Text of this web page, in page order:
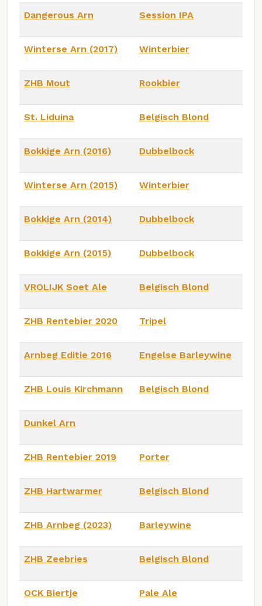
Dangerous Arn Session IPA
Winterse Arn (2017) Winterbier
ZHB Mout Rookbier
St. Liduina Belgisch Blond
Bokkige Arn (2016) Dubbelbock
Winterse Arn (2015) Winterbier
Bokkige Arn (2014) Dubbelbock
Bokkige Arn (2015) Dubbelbock
VROLIJK Soet Ale Belgisch Blond
ZHB Rentebier 2020 Tripel
Arnbeg Editie 2016 Engelse Barleywine
ZHB Louis Kirchmann Belgisch Blond
Dunkel Arn
ZHB Rentebier 2019 Porter
ZHB Hartwarmer Belgisch Blond
ZHB Arnbeg (2023) Barleywine
ZHB Zeebries Belgisch Blond
OCK Biertje Pale Ale